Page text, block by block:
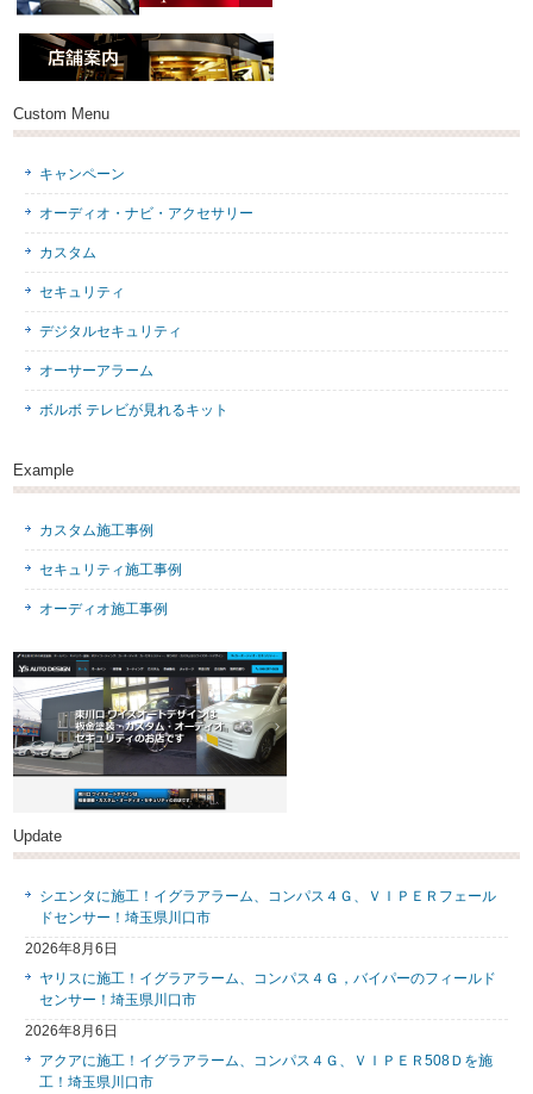
Custom Menu
キャンペーン
オーディオ・ナビ・アクセサリー
カスタム
セキュリティ
デジタルセキュリティ
オーサーアラーム
ボルボ テレビが見れるキット
Example
カスタム施工事例
セキュリティ施工事例
オーディオ施工事例
Update
シエンタに施工！イグラアラーム、コンパス４Ｇ、ＶＩＰＥＲフェール
ドセンサー！埼玉県川口市
2026年8月6日
ヤリスに施工！イグラアラーム、コンパス４Ｇ，バイパーのフィールド
センサー！埼玉県川口市
2026年8月6日
アクアに施工！イグラアラーム、コンパス４Ｇ、ＶＩＰＥＲ508Ｄを施
工！埼玉県川口市